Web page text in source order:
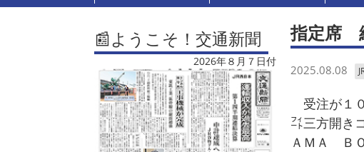
📰ようこそ！交通新聞
2026年８月７日付
指定席
2025.08.08
受注が１
㌳三方開き
ＡＭＡ Ｂ